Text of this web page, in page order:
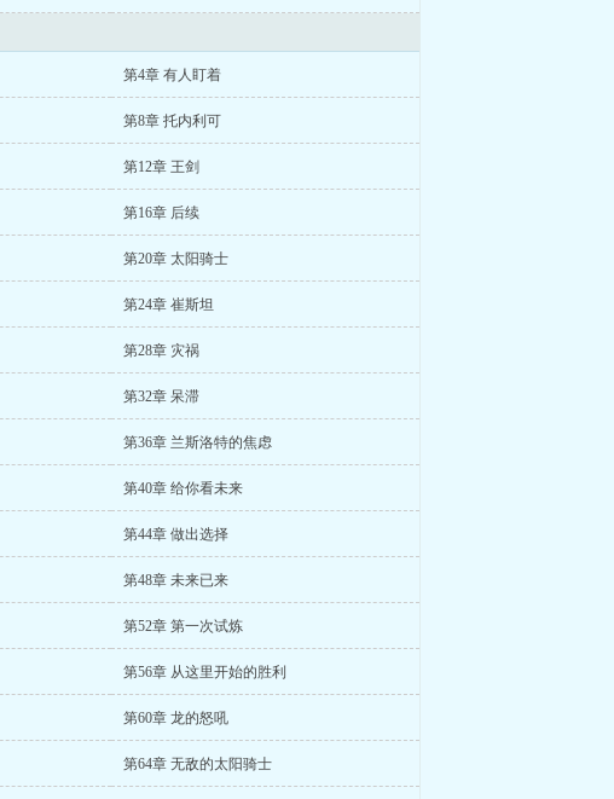
第4章 有人盯着
第8章 托内利可
第12章 王剑
第16章 后续
第20章 太阳骑士
第24章 崔斯坦
第28章 灾祸
第32章 呆滞
第36章 兰斯洛特的焦虑
第40章 给你看未来
第44章 做出选择
第48章 未来已来
第52章 第一次试炼
第56章 从这里开始的胜利
第60章 龙的怒吼
第64章 无敌的太阳骑士